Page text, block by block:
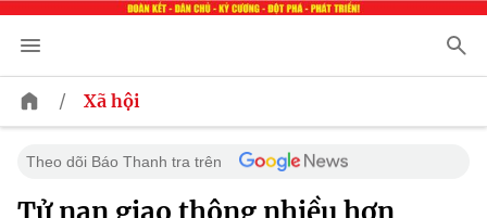
/ Xã hội
Theo dõi Báo Thanh tra trên